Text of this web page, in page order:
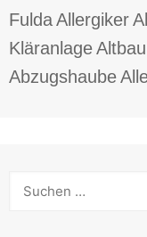
FuldaAllergiker
Kläranlage
Abzugshaube